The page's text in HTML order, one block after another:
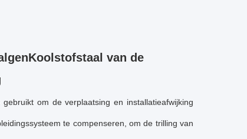
van de
om de verplaatsing en installatieafwijking
te compenseren, om de trilling van